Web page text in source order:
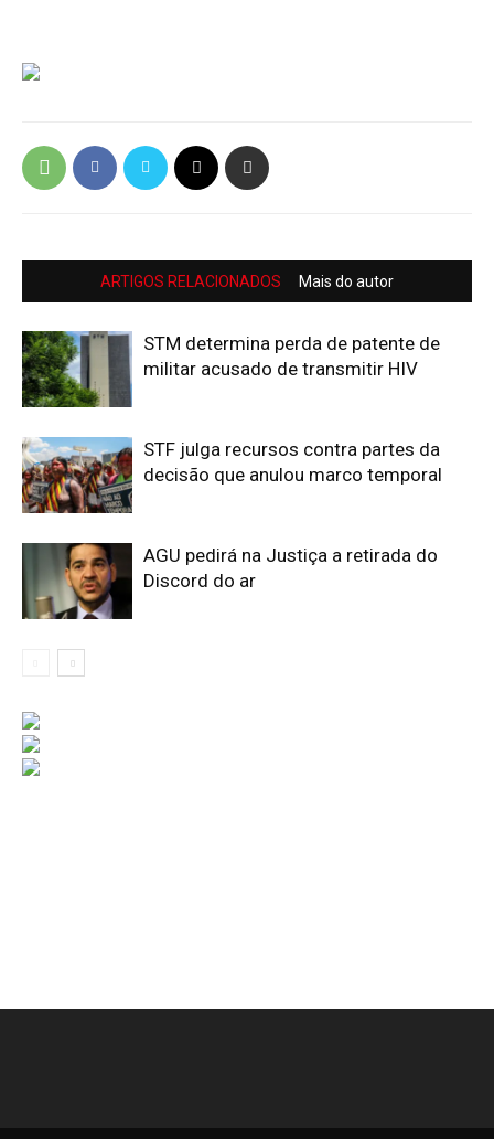
ARTIGOS RELACIONADOS Mais do autor
STM determina perda de patente de
militar acusado de transmitir HIV
STF julga recursos contra partes da
decisão que anulou marco temporal
AGU pedirá na Justiça a retirada do
Discord do ar